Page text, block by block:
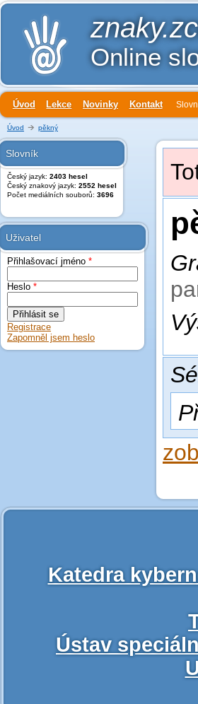
Online
Úvod Lekce Novinky Kontakt
Úvod pěkný
Slovník
Český jazyk: 2403 hesel
Český znakový jazyk: 2552 hesel
Počet mediálních souborů: 3696
Uživatel
Přihlašovací jméno *
Heslo *
Registrace
Zapomněl jsem heslo
Katedra
Ústav